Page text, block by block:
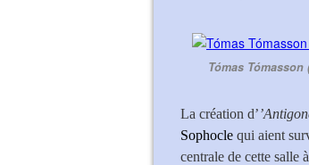
Tómas
La création d’
Sophocle qui aient
centrale de cette salle